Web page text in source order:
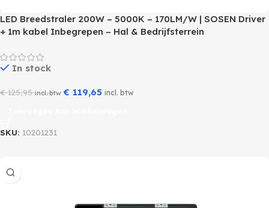
LED Breedstraler 200W – 5000K – 170LM/W | SOSEN Driver
+ 1m kabel Inbegrepen – Hal & Bedrijfsterrein
In stock
€125,95 incl. btw € 119,65 incl. btw
SKU: 10201231